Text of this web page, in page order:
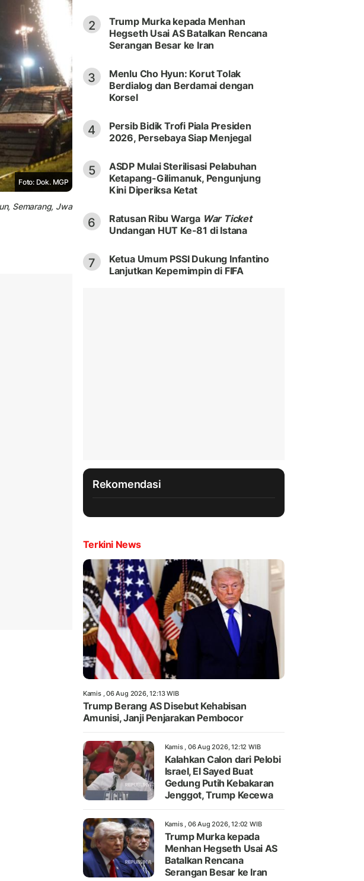
Foto: Dok. MGP
Semarang, Jwa
2
Trump Murka kepada Menhan
Hegseth Usai AS Batalkan Rencana
Serangan Besar ke Iran
3
Menlu Cho Hyun: Korut Tolak
Berdialog dan Berdamai dengan
Korsel
4
Persib Bidik Trofi Piala Presiden
2026, Persebaya Siap Menjegal
5
ASDP Mulai Sterilisasi Pelabuhan
Ketapang-Gilimanuk, Pengunjung
Kini Diperiksa Ketat
6 Ratusan Ribu Warga War Ticket
Undangan HUT Ke-81 di Istana
7
Ketua Umum PSSI Dukung Infantino
Lanjutkan Kepemimpin di FIFA
Rekomendasi
Terkini News
Kamis , 06 Aug 2026, 12:13 WIB
Trump Berang AS Disebut Kehabisan
Amunisi, Janji Penjarakan Pembocor
Kamis , 06 Aug 2026, 12:12 WIB
Kalahkan Calon dari Pelobi
Israel, El Sayed Buat
Gedung Putih Kebakaran
Jenggot, Trump Kecewa
Kamis , 06 Aug 2026, 12:02 WIB
Trump Murka kepada
Menhan Hegseth Usai AS
Batalkan Rencana
Serangan Besar ke Iran